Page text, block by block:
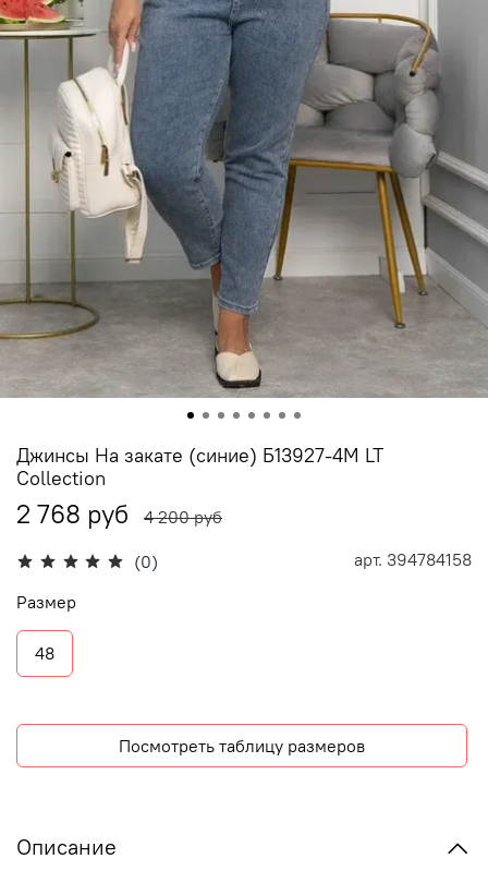
(0) арт. 394784158
Джинсы На закате (синие) Б13927-4М LT
Collection
2 768 руб 4 200 руб
Размер
48
Посмотреть таблицу размеров
Описание